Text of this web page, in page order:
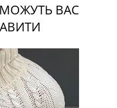
ВАС